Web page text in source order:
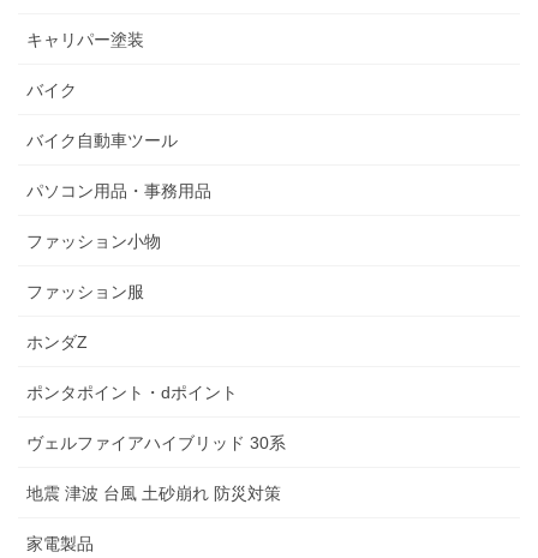
キャリパー塗装
バイク
バイク自動車ツール
パソコン用品・事務用品
ファッション小物
ファッション服
ホンダZ
ポンタポイント・dポイント
ヴェルファイアハイブリッド 30系
地震 津波 台風 土砂崩れ 防災対策
家電製品